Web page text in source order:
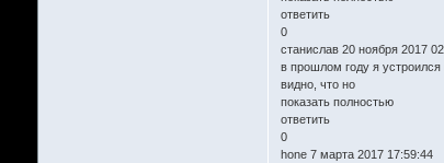
ответить
0
станислав 20 ноября 2017
в прошлом году я
видно, что но
показать полностью
ответить
0
hone 7 марта 2017 17:59:44